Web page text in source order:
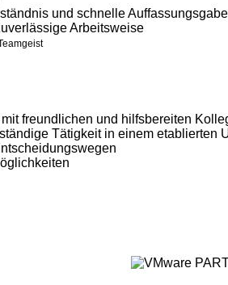
und schnelle Auffassungsgabe
Arbeitsweise
freundlichen und hilfsbereiten
Tätigkeit in einem etablierten